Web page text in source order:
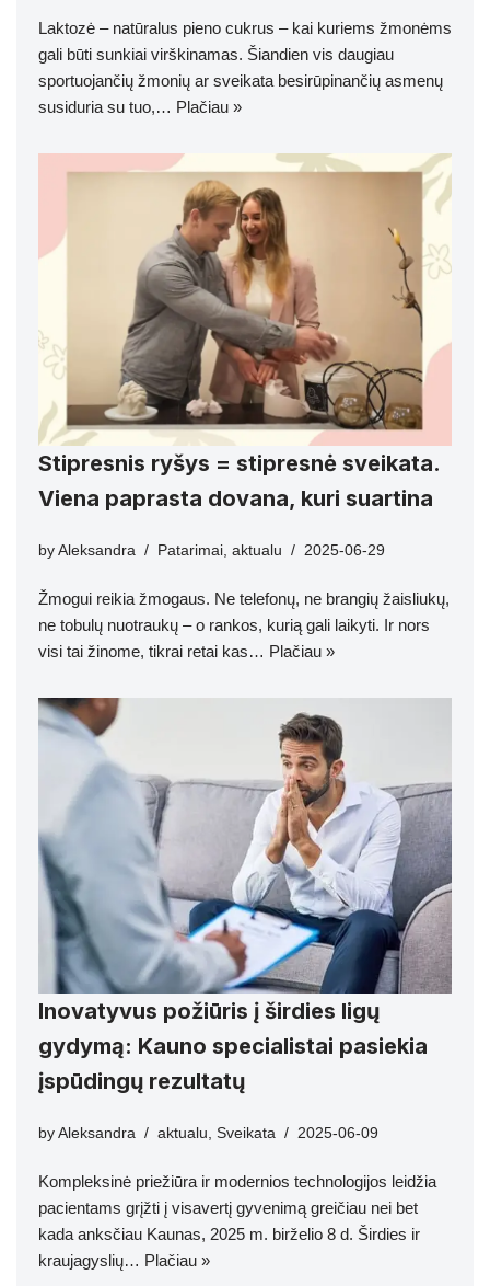
Laktozė – natūralus pieno cukrus – kai kuriems žmonėms
gali būti sunkiai virškinamas. Šiandien vis daugiau
sportuojančių žmonių ar sveikata besirūpinančių asmenų
susiduria su tuo,… Plačiau »
Stipresnis ryšys = stipresnė sveikata.
Viena paprasta dovana, kuri suartina
by Aleksandra Patarimai, aktualu 2025-06-29
Žmogui reikia žmogaus. Ne telefonų, ne brangių žaisliukų,
ne tobulų nuotraukų – o rankos, kurią gali laikyti. Ir nors
visi tai žinome, tikrai retai kas… Plačiau »
Inovatyvus požiūris į širdies ligų
gydymą: Kauno specialistai pasiekia
įspūdingų rezultatų
by Aleksandra aktualu Sveikata 2025-06-09
Kompleksinė priežiūra ir modernios technologijos leidžia
pacientams grįžti į visavertį gyvenimą greičiau nei bet
kada anksčiau Kaunas, 2025 m. birželio 8 d. Širdies ir
kraujagyslių… Plačiau »